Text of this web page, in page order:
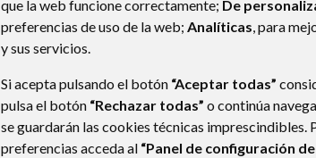
que la web funcione correctamente; De
preferencias de uso de la web; Analíticas, para
y sus servicios.
Si acepta pulsando el botón “Aceptar todas”
pulsa el botón “Rechazar todas” o continúa
se guardarán las cookies técnicas imprescindibles.
preferencias acceda al “Panel de configuración